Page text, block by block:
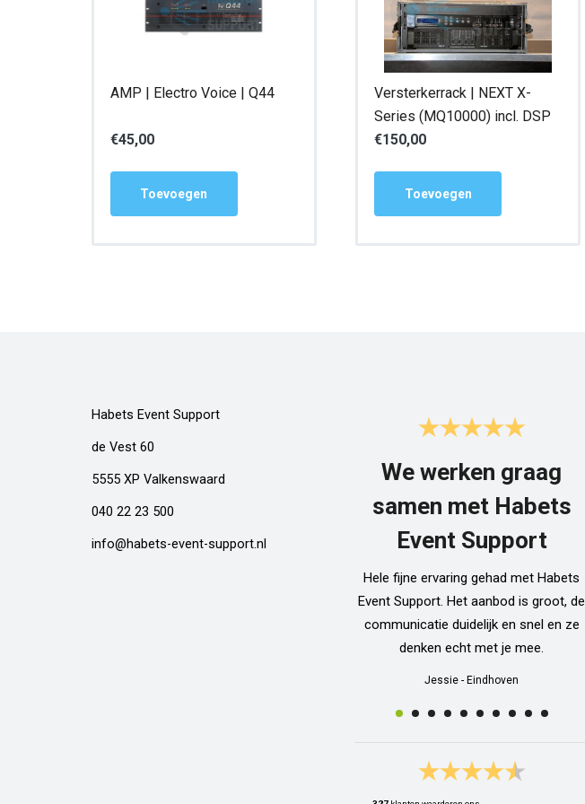
AMP | Electro Voice | Q44
€45,00
Toevoegen
Versterkerrack | NEXT X-
Series (MQ10000) incl. DSP
€150,00
Toevoegen
Habets Event Support
de Vest 60
5555 XP Valkenswaard
040 22 23 500
info@habets-event-support.nl
We werken graag
samen met Habets
Event Support
Hele fijne ervaring gehad met Habets
Event Support. Het aanbod is groot, de
communicatie duidelijk en snel en ze
denken echt met je mee.
Jessie - Eindhoven